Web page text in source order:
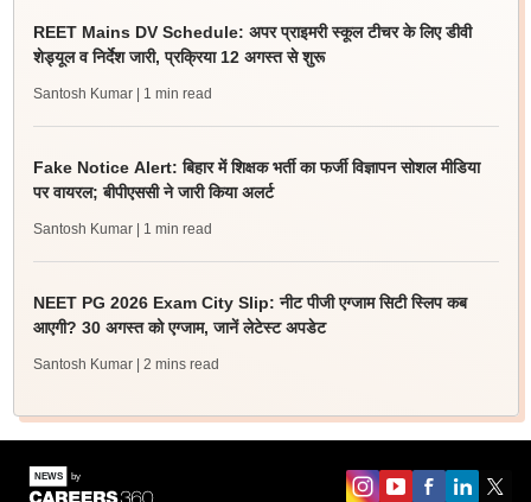
REET Mains DV Schedule: अपर प्राइमरी स्कूल टीचर के लिए डीवी
शेड्यूल व निर्देश जारी, प्रक्रिया 12 अगस्त से शुरू
Santosh Kumar | 1 min read
Fake Notice Alert: बिहार में शिक्षक भर्ती का फर्जी विज्ञापन सोशल मीडिया
पर वायरल; बीपीएससी ने जारी किया अलर्ट
Santosh Kumar | 1 min read
NEET PG 2026 Exam City Slip: नीट पीजी एग्जाम सिटी स्लिप कब
आएगी? 30 अगस्त को एग्जाम, जानें लेटेस्ट अपडेट
Santosh Kumar | 2 mins read